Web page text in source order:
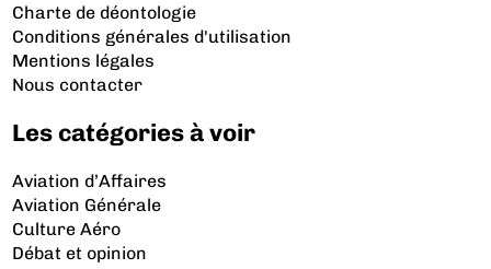
Charte de déontologie
Conditions générales d'utilisation
Mentions légales
Nous contacter
Les catégories à voir
Aviation d’Affaires
Aviation Générale
Culture Aéro
Débat et opinion